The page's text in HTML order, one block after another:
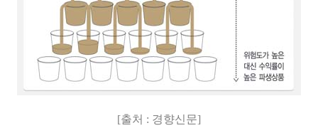
[출처 : 경향신문]